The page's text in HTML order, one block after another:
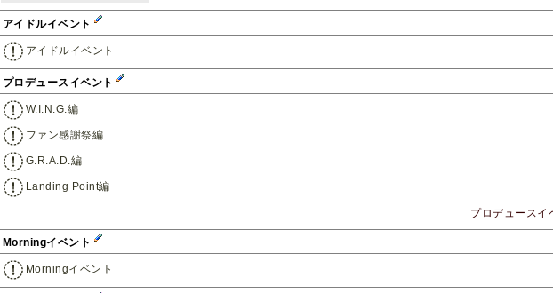
アイドルイベント
アイドルイベント
プロデュースイベント
W.I.N.G.編
ファン感謝祭編
G.R.A.D.編
Landing Point編
プロデュースイ
Morningイベント
Morningイベント